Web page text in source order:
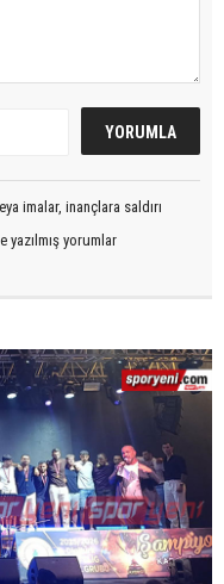
imalar, inançlara saldırı
yazılmış yorumlar